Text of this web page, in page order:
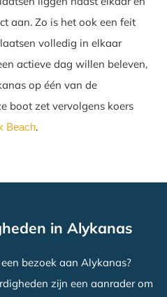
aan. Zo is het ook een feit
volledig in elkaar
actieve dag willen beleven,
op één van de
boot zet vervolgens koers
Beach.
in Alykanas
bezoek aan Alykanas?
zijn een aanrader om